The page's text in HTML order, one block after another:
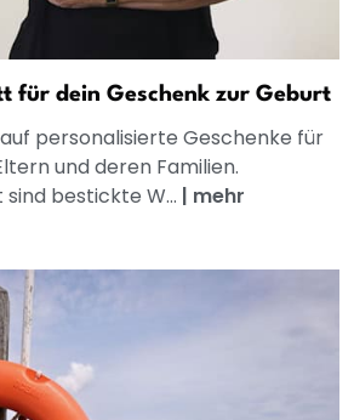
für dein Geschenk zur Geburt
personalisierte Geschenke für
und deren Familien.
bestickte W... | mehr